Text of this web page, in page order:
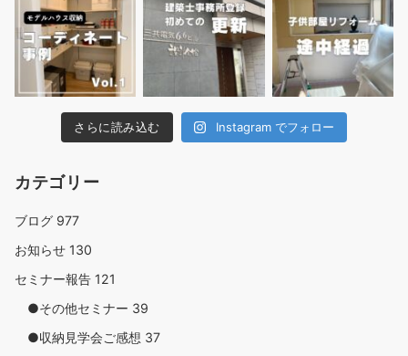
さらに読み込む Instagram でフォロー
カテゴリー
ブログ 977
お知らせ 130
セミナー報告 121
●その他セミナー 39
●収納見学会ご感想 37